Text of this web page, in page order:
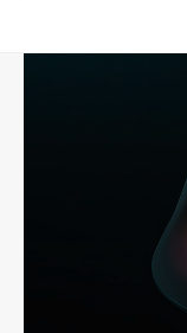
宁波高端网站建